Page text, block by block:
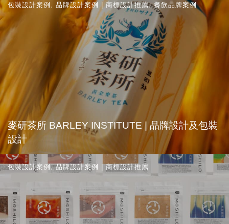
麥研茶所 BARLEY INSTITUTE | 品牌設計及包裝
設計
包裝設計案例 品牌設計案例 | 商標設計推薦,餐飲品牌案例
包裝設計案例 ,品牌設計案例 | 商標設計推薦